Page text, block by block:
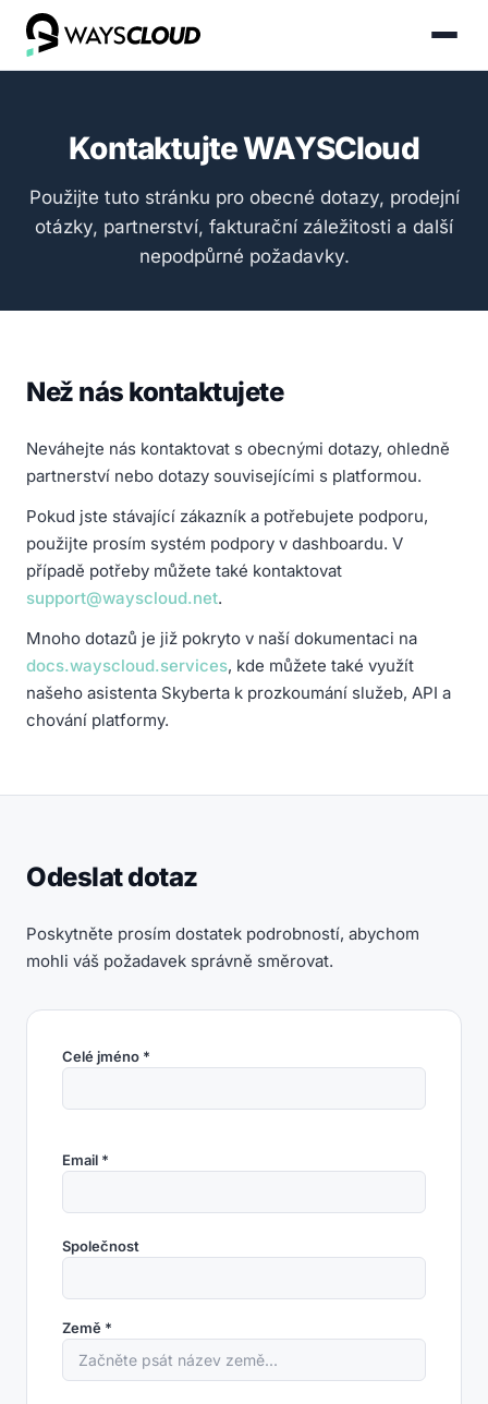
Kontaktujte WAYSCloud
Použijte tuto stránku pro obecné dotazy, prodejní
otázky, partnerství, fakturační záležitosti a další
nepodpůrné požadavky.
Než nás kontaktujete
Neváhejte nás kontaktovat s obecnými dotazy, ohledně
partnerství nebo dotazy souvisejícími s platformou.
Pokud jste stávající zákazník a potřebujete podporu,
použijte prosím systém podpory v dashboardu. V
případě potřeby můžete také kontaktovat
support@wayscloud.net.
Mnoho dotazů je již pokryto v naší dokumentaci na
docs.wayscloud.services, kde můžete také využít
našeho asistenta Skyberta k prozkoumání služeb, API a
chování platformy.
Odeslat dotaz
Poskytněte prosím dostatek podrobností, abychom
mohli váš požadavek správně směrovat.
Celé jméno *
Email *
Společnost
Země *